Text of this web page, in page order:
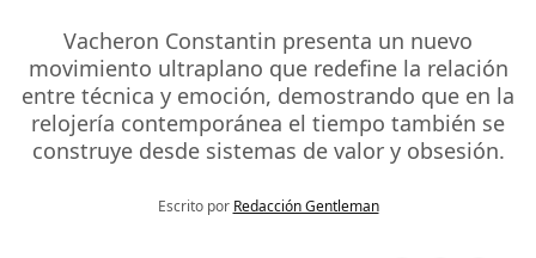
Vacheron Constantin presenta un nuevo
movimiento ultraplano que redefine la relación
entre técnica y emoción, demostrando que en la
relojería contemporánea el tiempo también se
construye desde sistemas de valor y obsesión.
Escrito por Redacción Gentleman